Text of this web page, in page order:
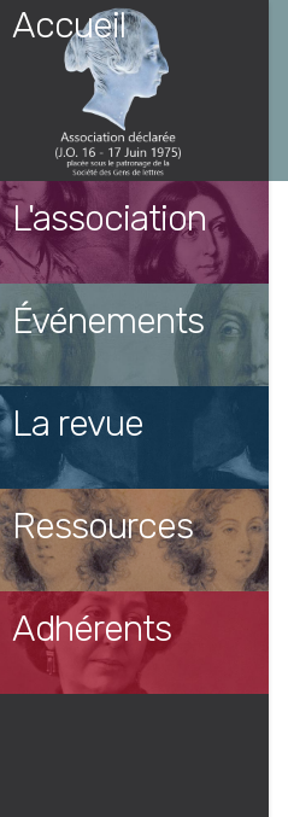
Skip
content
Accueil
L'association
Événements
La revue
Ressources
Adhérents